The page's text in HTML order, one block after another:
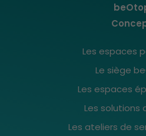
Les espaces
Le siège
Les espaces
Les solutions
Les ateliers de